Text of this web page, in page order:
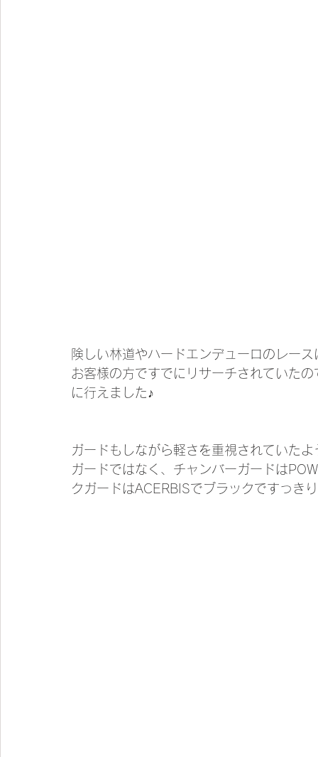
険しい林道やハードエンデューロのレー
お客様の方ですでにリサーチされていた
に行えました♪
ガードもしながら軽さを重視されていた
ガードではなく、チャンバーガードは
クガードはACERBISでブラックですっき